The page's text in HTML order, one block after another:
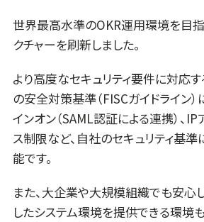
世界最高水準のOKR運用環境を目指
クチャーを刷新しました。
より高度なセキュリティ要件に対応
の安全対策基準（FISCガイドライン）
インオン（SAML認証による連携）、
ス制限など、自社のセキュリティ基
能です。
また、大企業や大規模組織でも安心
したシステム環境を提供できる環境